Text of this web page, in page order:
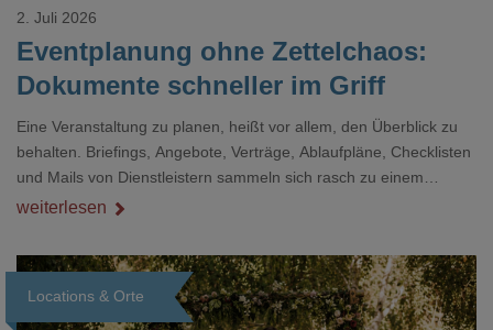
Eventplanung ohne Zettelchaos:
Dokumente schneller im Griff
2. Juli 2026
Eine Veranstaltung zu planen, heißt vor allem, den Überblick zu
behalten. Briefings, Angebote, Verträge, Ablaufpläne, Checklisten
und Mails von Dienstleistern sammeln sich rasch zu einem
unübersichtlichen Stapel. Wer schon einmal kurz vor einem Event
Dokument gesucht hat, kennt das mulmige Gefühl.
weiterlesen
Locations & Orte